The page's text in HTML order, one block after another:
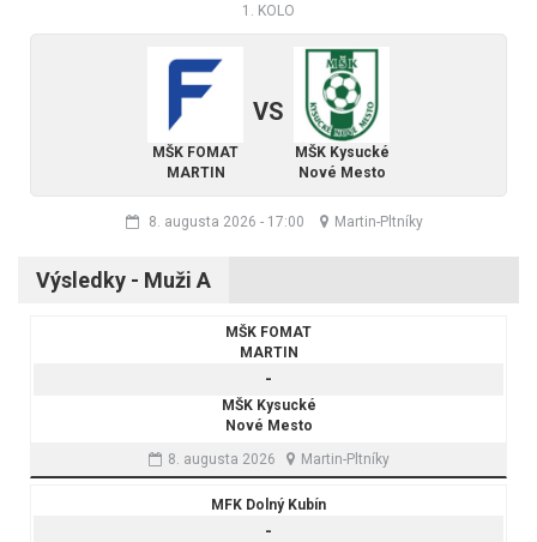
1. KOLO
MŠK FOMAT
MARTIN
VS
MŠK Kysucké
Nové Mesto
8. augusta 2026 - 17:00 Martin-Pltníky
Výsledky - Muži A
MŠK FOMAT
MARTIN
-
MŠK Kysucké
Nové Mesto
8. augusta 2026
Martin-Pltníky
MFK Dolný Kubín
-